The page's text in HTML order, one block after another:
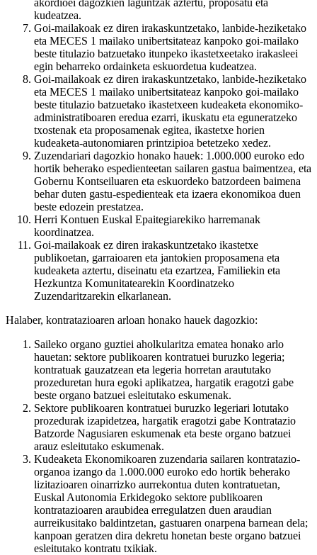
kudeatzea.
Goi-mailakoak ez diren irakaskuntzetako, lanbide-heziketako
eta MECES 1 mailako unibertsitateaz kanpoko goi-mailako
beste titulazio batzuetako itunpeko ikastetxeetako irakasleei
egin beharreko ordainketa eskuordetua kudeatzea.
Goi-mailakoak ez diren irakaskuntzetako, lanbide-heziketako
eta MECES 1 mailako unibertsitateaz kanpoko goi-mailako
beste titulazio batzuetako ikastetxeen kudeaketa ekonomiko-
administratiboaren eredua ezarri, ikuskatu eta eguneratzeko
txostenak eta proposamenak egitea, ikastetxe horien
kudeaketa-autonomiaren printzipioa betetzeko xedez.
Zuzendariari dagozkio honako hauek: 1.000.000 euroko edo
hortik beherako espedienteetan sailaren gastua baimentzea, eta
Gobernu Kontseiluaren eta eskuordeko batzordeen baimena
behar duten gastu-espedienteak eta izaera ekonomikoa duen
beste edozein prestatzea.
Herri Kontuen Euskal Epaitegiarekiko harremanak
koordinatzea.
Goi-mailakoak ez diren irakaskuntzetako ikastetxe
publikoetan, garraioaren eta jantokien proposamena eta
kudeaketa aztertu, diseinatu eta ezartzea, Familiekin eta
Hezkuntza Komunitatearekin Koordinatzeko
Zuzendaritzarekin elkarlanean.
Halaber, kontratazioaren arloan honako hauek dagozkio:
Saileko organo guztiei aholkularitza ematea honako arlo
hauetan: sektore publikoaren kontratuei buruzko legeria;
kontratuak gauzatzean eta legeria horretan araututako
prozeduretan hura egoki aplikatzea, hargatik eragotzi gabe
beste organo batzuei esleitutako eskumenak.
Sektore publikoaren kontratuei buruzko legeriari lotutako
prozedurak izapidetzea, hargatik eragotzi gabe Kontratazio
Batzorde Nagusiaren eskumenak eta beste organo batzuei
arauz esleitutako eskumenak.
Kudeaketa Ekonomikoaren zuzendaria sailaren kontratazio-
organoa izango da 1.000.000 euroko edo hortik beherako
lizitazioaren oinarrizko aurrekontua duten kontratuetan,
Euskal Autonomia Erkidegoko sektore publikoaren
kontratazioaren araubidea erregulatzen duen araudian
aurreikusitako baldintzetan, gastuaren onarpena barnean dela;
kanpoan geratzen dira dekretu honetan beste organo batzuei
esleitutako kontratu txikiak.